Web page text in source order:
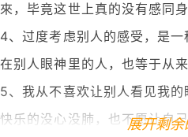
來，毕竟这世上真的没有感同
4、过度考虑别人的感受，是
在别人眼神里的人，也等于从来
5、我从不喜欢让别人看见我
快乐的没心没肺，也不愿让自
展开剩余